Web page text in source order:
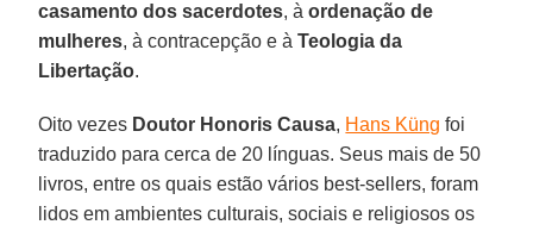
casamento dos sacerdotes, àordenação de
mulheres, à contracepção e àTeologia da
Libertação.
Oito vezes Doutor Honoris Causa, Hans Küng foi
traduzido para cerca de 20 línguas. Seus mais de 50
livros, entre os quais estão vários best-sellers, foram
lidos em ambientes culturais, sociais e religiosos os